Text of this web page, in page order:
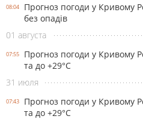
08:04
Прогноз погоди у Кривому
без опадів
01 августа
07:55
Прогноз погоди у Кривому
та до +29°С
31 июля
07:43
Прогноз погоди у Кривому
та до +29°С